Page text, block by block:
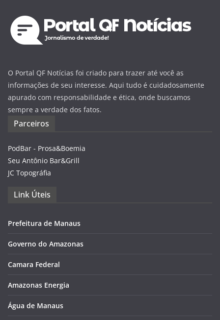
O Portal QF Notícias foi criado para trazer até você as
informações de seu interesse. Aqui tudo é cuidadosamente
apurado com responsabilidade e ética, onde buscamos
sempre a verdade dos fatos.
Parceiros
PodBar - Prosa&Boemia
Seu Antônio Bar&Grill
JC Topográfia
Link Úteis
Prefeitura de Manaus
Governo do Amazonas
Camara Federal
Amazonas Energia
Água de Manaus